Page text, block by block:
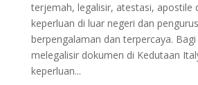
terjemah, legalisir, atestasi, apostile
keperluan di luar negeri dan
berpengalaman dan terpercaya.
melegalisir dokumen di Kedutaan
keperluan...